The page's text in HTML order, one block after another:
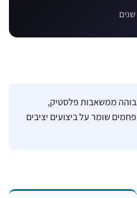
ממשאבות פלסטיק,
שומר על ביצועים יציבים